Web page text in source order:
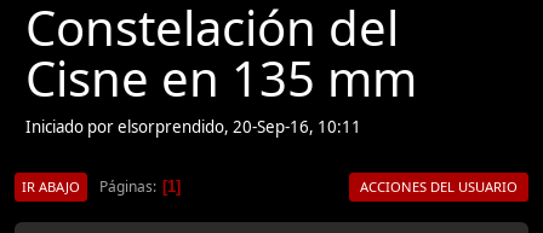
Constelación del
Cisne en 135 mm
Iniciado por elsorprendido, 20-Sep-16, 10:11
IR ABAJO Páginas 1 ACCIONES DEL USUARIO